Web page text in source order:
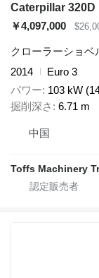
Caterpillar 320D
￥4,097,000
クローラーショベ
2014
Euro 3
パワー 103 kW
掘削深さ
6.71 m
中国
Toffs Machinery